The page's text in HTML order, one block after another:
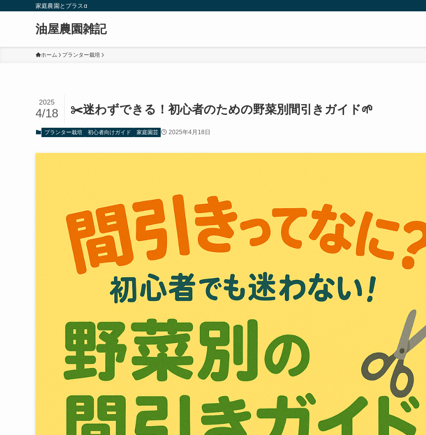
家庭農園とプラスα
油屋農園雑記
ホーム プランター栽培
✂️迷わずできる！初心者のための野菜別間引きガイド🌱
2025
4/18
プランター栽培 初心者向けガイド 家庭園芸 2025年4月18日